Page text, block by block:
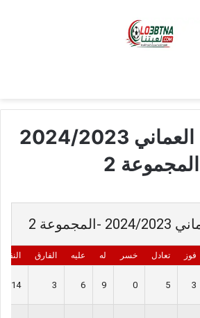
كأس الأتحاد العماني 2024/2023
2
2
فوز تعادل خسر له عليه الفارق
3
5
0
9
6
3
14